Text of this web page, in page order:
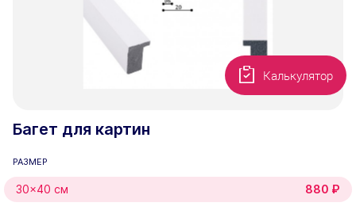
Багет для картин
РАЗМЕР
30×40 см 880 ₽
Калькулятор